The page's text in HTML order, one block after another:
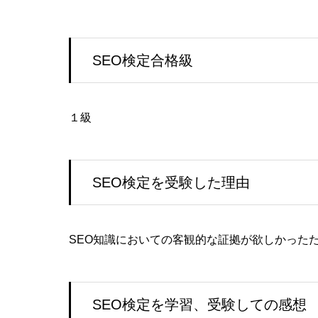
SEO検定合格級
１級
SEO検定を受験した理由
SEO知識においての客観的な証拠が欲しかった
SEO検定を学習、受験しての感想